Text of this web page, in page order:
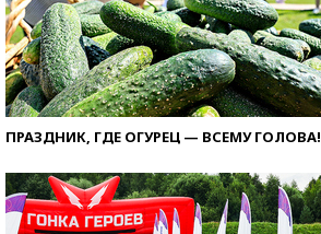
ПРАЗДНИК, ГДЕ ОГУРЕЦ — ВСЕМУ ГОЛОВА!